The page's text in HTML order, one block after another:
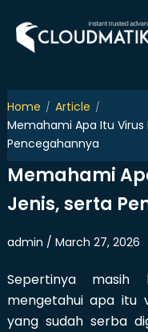
content
Home
Article
Memahami Apa Itu
Pencegahannya
Memahami
Jenis, serta
admin / March 27, 2026
Sepertinya
mengetahui apa itu
yang sudah serba